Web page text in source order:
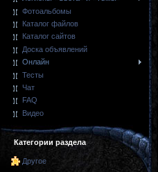
Фотоальбомы
Каталог файлов
Каталог сайтов
Доска объявлений
Онлайн
Тесты
Чат
FAQ
Видео
Категории раздела
Другое